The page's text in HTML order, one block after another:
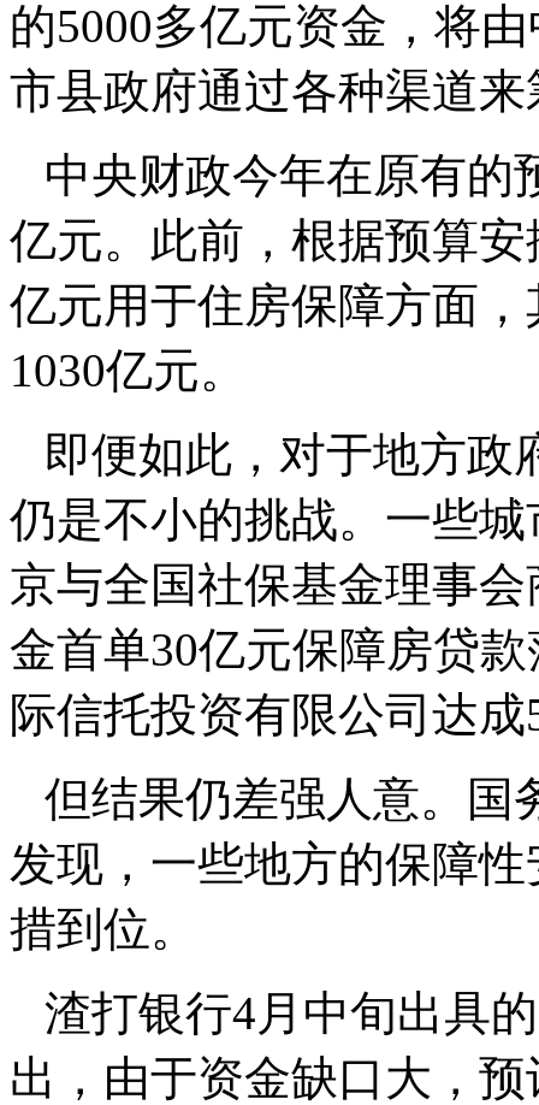
的5000多亿元资金，将
市县政府通过各种渠道来
中央财政今年在原有的
亿元。此前，根据预算
亿元用于住房保障方面
1030亿元。
即便如此，对于地方政
仍是不小的挑战。一些
京与全国社保基金理事
金首单30亿元保障房贷
际信托投资有限公司达
但结果仍差强人意。国
发现，一些地方的保障
措到位。
渣打银行4月中旬出具
出，由于资金缺口大，